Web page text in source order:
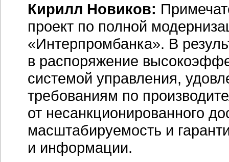
Кирилл Новиков:
проект по полной
«Интерпромбанка». В
в распоряжение
системой управления,
требованиям по
от несанкционированного
масштабируемость и
и информации.